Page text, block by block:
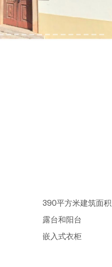
390平方米建筑面积
露台和阳台
嵌入式衣柜